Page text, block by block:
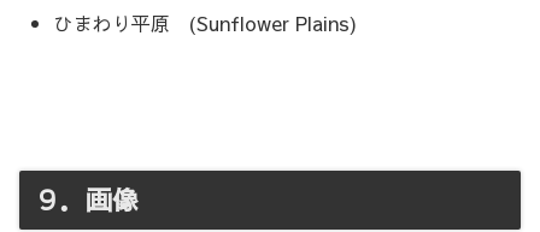
ひまわり平原 (Sunflower Plains)
９．画像